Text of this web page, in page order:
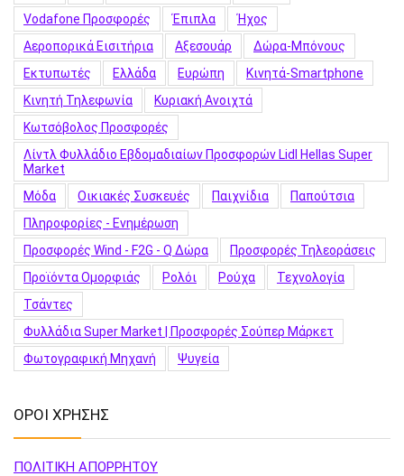
Vodafone Προσφορές
Έπιπλα
Ήχος
Αεροπορικά Εισιτήρια
Αξεσουάρ
Δώρα-Μπόνους
Εκτυπωτές
Ελλάδα Ευρώπη
Κινητά-Smartphone
Κινητή Τηλεφωνία
Κυριακή Ανοιχτά
Κωτσόβολος Προσφορές
Λίντλ Φυλλάδιο Εβδομαδιαίων Προσφορών Lidl Hellas Super
Market
Μόδα
Οικιακές Συσκευές Παιχνίδια
Παπούτσια
Πληροφορίες - Ενημέρωση
Προσφορές Wind - F2G - Q Δώρα
Προσφορές Τηλεοράσεις
Προϊόντα Ομορφιάς
Ρολόι Ρούχα
Τεχνολογία
Τσάντες
Φυλλάδια Super Market | Προσφορές Σούπερ Μάρκετ
Φωτογραφική Μηχανή
Ψυγεία
ΟΡΟΙ ΧΡΗΣΗΣ
ΠΟΛΙΤΙΚΗ ΑΠΟΡΡΗΤΟΥ